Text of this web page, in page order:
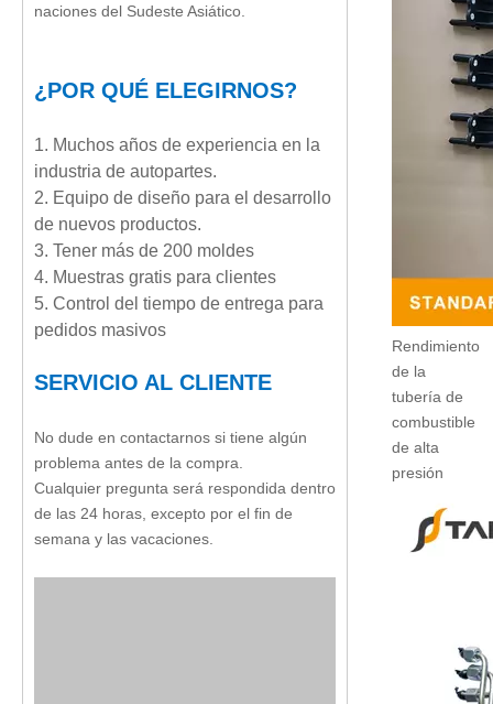
naciones del Sudeste Asiático.
¿POR QUÉ ELEGIRNOS?
1. Muchos años de experiencia en la
industria de autopartes.
2. Equipo de diseño para el desarrollo
de nuevos productos.
3. Tener más de 200 moldes
4. Muestras gratis para clientes
5. Control del tiempo de entrega para
pedidos masivos
SERVICIO AL CLIENTE
No dude en contactarnos si tiene algún
problema antes de la compra.
Cualquier pregunta será respondida dentro
de las 24 horas, excepto por el fin de
semana y las vacaciones.
Rendimiento
de la
tubería de
combustible
de alta
presión